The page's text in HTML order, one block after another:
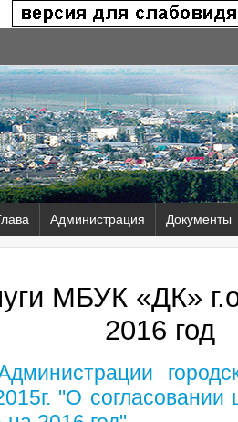
Администрация Документы
МБУК «ДК»
2016 год
"О